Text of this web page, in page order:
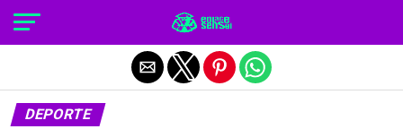
DEPORTE
Salir de la versión móvil